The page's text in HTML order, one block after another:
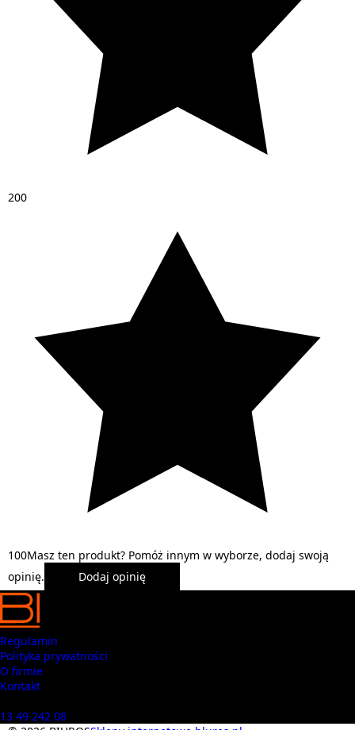
200
100Masz ten produkt? Pomóż innym w wyborze, dodaj swoją
opinię.
Dodaj opinię
Regulamin
Polityka prywatności
O firmie
Kontakt
13 49 242 08